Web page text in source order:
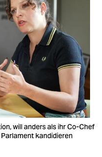
will anders als ihr Co-Chef
kandidieren